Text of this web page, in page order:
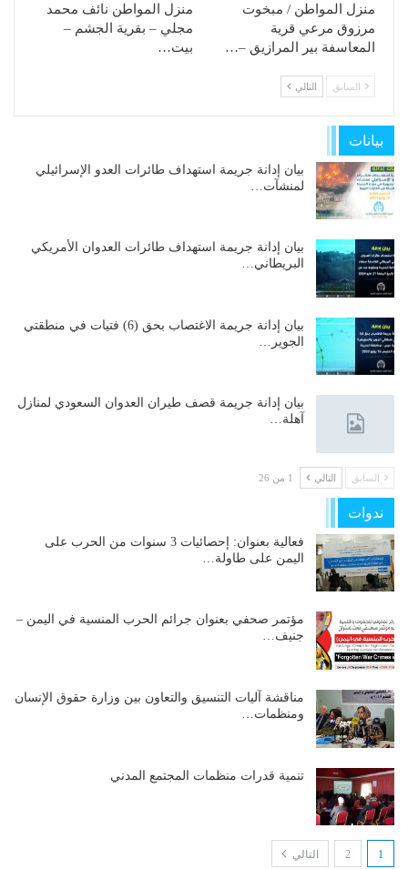
منزل المواطن / مبخوت
مرزوق مرعي قرية
المعاسفة بير المرازيق –…
منزل المواطن نائف محمد
مجلي – بقرية الجشم –
بيت…
السابق التالي
بيانات
بيان إدانة جريمة استهداف طائرات العدو الإسرائيلي
لمنشآت…
بيان إدانة جريمة استهداف طائرات العدوان الأمريكي
البريطاني…
بيان إدانة جريمة الاغتصاب بحق (6) فتيات في منطقتي
الجوير…
بيان إدانة جريمة قصف طيران العدوان السعودي لمنازل
آهلة…
السابق التالي 1 من 26
ندوات
فعالية بعنوان: إحصائيات 3 سنوات من الحرب على
اليمن على طاولة…
مؤتمر صحفي بعنوان جرائم الحرب المنسية في اليمن –
جنيف…
مناقشة آليات التنسيق والتعاون بين وزارة حقوق الإنسان
ومنظمات…
تنمية قدرات منظمات المجتمع المدني
1
2 التالي